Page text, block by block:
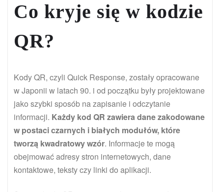
Co kryje się w kodzie
QR?
Kody QR, czyli Quick Response, zostały opracowane
w Japonii w latach 90. i od początku były projektowane
jako szybki sposób na zapisanie i odczytanie
informacji. Każdy kod QR zawiera dane zakodowane
w postaci czarnych i białych modułów, które
tworzą kwadratowy wzór. Informacje te mogą
obejmować adresy stron internetowych, dane
kontaktowe, teksty czy linki do aplikacji.